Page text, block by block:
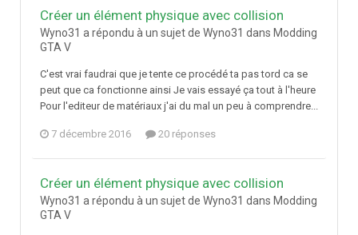
Créer un élément physique avec collision
Wyno31 a répondu à un sujet de Wyno31 dans Modding
GTA V
C'est vrai faudrai que je tente ce procédé ta pas tord ca se
peut que ca fonctionne ainsi Je vais essayé ça tout à l'heure
Pour l'editeur de matériaux j'ai du mal un peu à comprendre...
7 décembre 2016 20 réponses
Créer un élément physique avec collision
Wyno31 a répondu à un sujet de Wyno31 dans Modding
GTA V